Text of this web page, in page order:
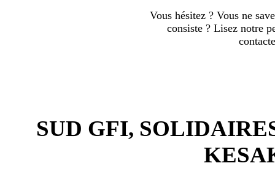
Vous hésitez ? Vous ne
consiste ? Lisez notre
SUD GFI,